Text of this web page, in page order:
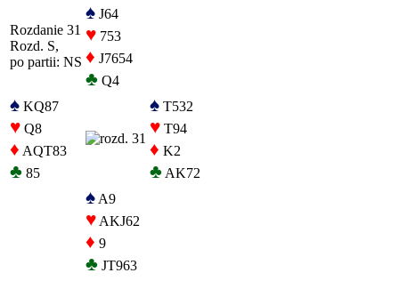
Rozdanie 31
Rozd. S,
po partii: NS
♠ J64
♥ 753
♦ J7654
♣ Q4
♠ KQ87
♥ Q8
♦ AQT83
♣ 85
♠ T532
♥ T94
♦ K2
♣ AK72
♠ A9
♥ AKJ62
♦ 9
♣ JT963